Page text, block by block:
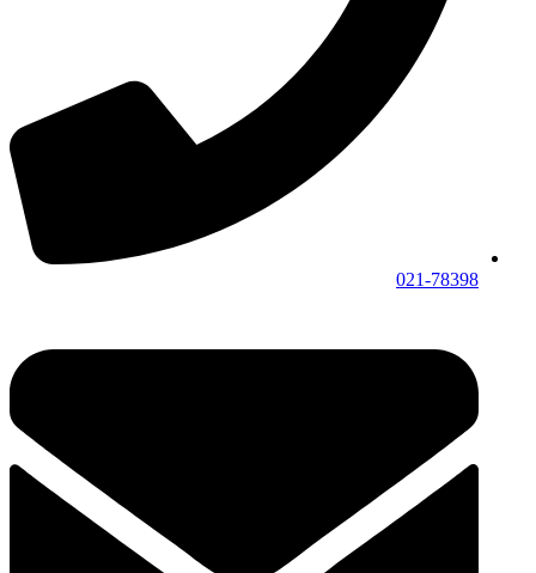
021-78398